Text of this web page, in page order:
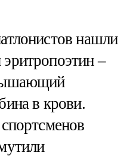
нашли
–
в крови.